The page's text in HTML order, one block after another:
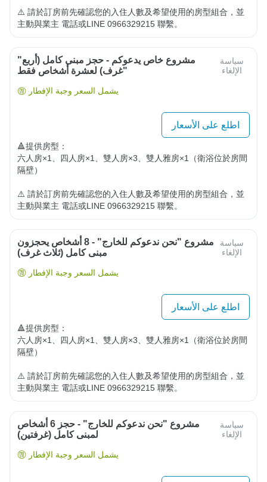
⚠️ 請於訂房前先確認您的入住人數及希望使用的房型組合，並
主動與業主 電話或LINE 0966329215 聯繫。
"مشروع خاص يدعوكم - حجز مبنى كامل (أربع
غرف) لعشرة أشخاص فقط"
سياسة
الإلغاء
يشمل السعر وجبة الإفطار
اطلع على الأسعار
🔺提供房型：
六人房×1、四人房×1、雙人房×3、雙人雅房×1（衛浴位於房間
隔壁）
⚠️ 請於訂房前先確認您的入住人數及希望使用的房型組合，並
主動與業主 電話或LINE 0966329215 聯繫。
مشروع "نحن ندعوكم للخارج" - 8 أشخاص يحجزون
مبنى كامل (ثلاث غرف)
سياسة
الإلغاء
يشمل السعر وجبة الإفطار
اطلع على الأسعار
🔺提供房型：
六人房×1、四人房×1、雙人房×3、雙人雅房×1（衛浴位於房間
隔壁）
⚠️ 請於訂房前先確認您的入住人數及希望使用的房型組合，並
主動與業主 電話或LINE 0966329215 聯繫。
مشروع "نحن ندعوكم للخارج" - حجز 6 أشخاص
لمبنى كامل (غرفتين)
سياسة
الإلغاء
يشمل السعر وجبة الإفطار